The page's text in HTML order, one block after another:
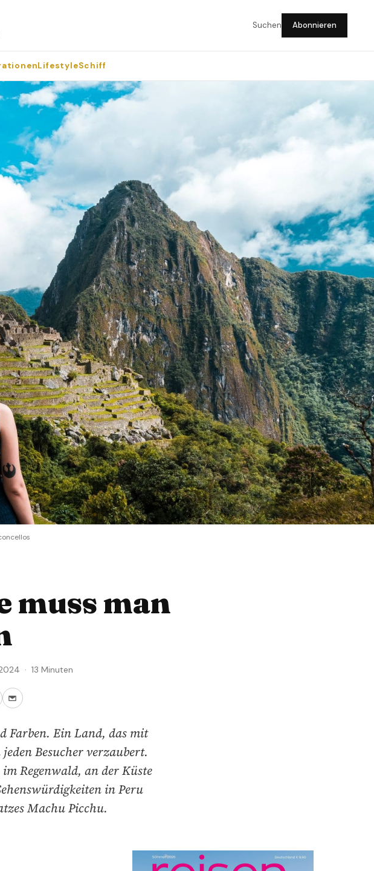
Suchen Abonnieren
LifestyleSchiff
muss man
· 13 Minuten
Farben. Ein Land, das mit
Besucher verzaubert.
Regenwald, an der Küste
in Peru
Machu Picchu.